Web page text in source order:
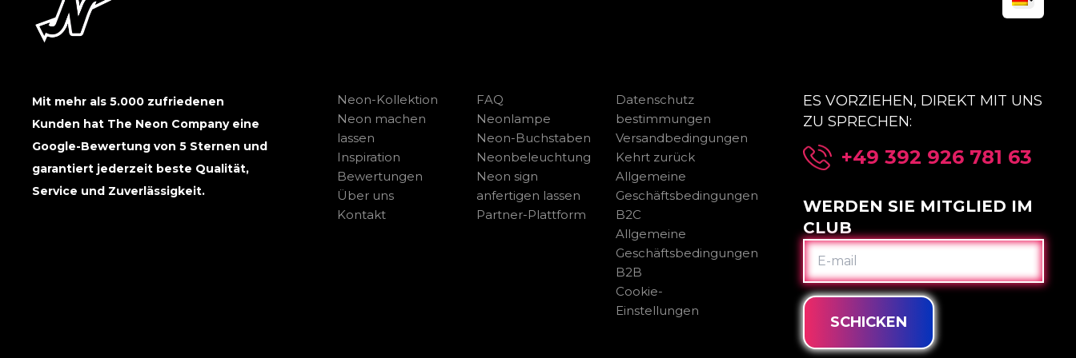
Mit mehr als 5.000 zufriedenen
Kunden hat The Neon Company eine
Google-Bewertung von 5 Sternen und
garantiert jederzeit beste Qualität,
Service und Zuverlässigkeit.
Neon-Kollektion
Neon machen
lassen
Inspiration
Bewertungen
Über uns
Kontakt
FAQ
Neonlampe
Neon-Buchstaben
Neonbeleuchtung
Neon sign
anfertigen lassen
Partner-Plattform
Datenschutz
bestimmungen
Versandbedingungen
Kehrt zurück
Allgemeine
Geschäftsbedingungen
B2C
Allgemeine
Geschäftsbedingungen
B2B
Cookie-
Einstellungen
ES VORZIEHEN, DIREKT MIT UNS
ZU SPRECHEN:
+49 392 926 781 63
WERDEN SIE MITGLIED IM
CLUB
E-
MAIL
SCHICKEN